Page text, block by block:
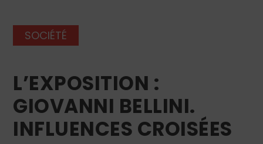
SOCIÉTÉ
L’EXPOSITION :
GIOVANNI BELLINI.
INFLUENCES CROISÉES